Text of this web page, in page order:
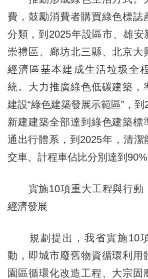
費，鼓勵消費者購買綠色標誌
分類，到2025年設區市、雄安
崇禮區、廊坊北三縣、北京大
經濟區基本建成生活垃圾全
統。大力推廣綠色低碳建築，
建設“綠色建築發展示範區”，
新建建築全部達到綠色建築標
通出行體系，到2025年，清潔
交車、計程車佔比分別達到90%
實施10項重大工程與行動
經濟發展
規劃提出，我省實施10
動，即城市廢舊物資循環利用
園區循環化改造工程、大宗固